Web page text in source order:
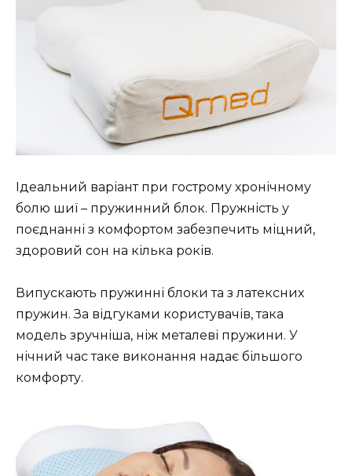
Ідеальний варіант при гострому хронічному
болю шиї – пружинний блок. Пружність у
поєднанні з комфортом забезпечить міцний,
здоровий сон на кілька років.
Випускають пружинні блоки та з латексних
пружин. За відгуками користувачів, така
модель зручніша, ніж металеві пружини. У
нічний час таке виконання надає більшого
комфорту.